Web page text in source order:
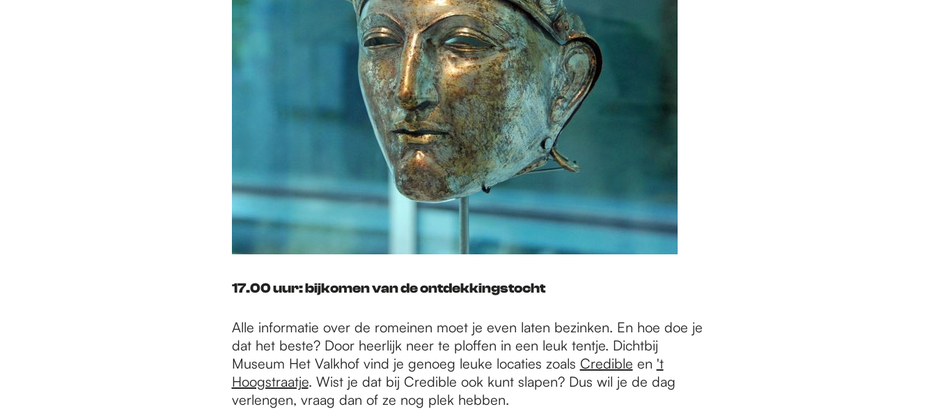
17.00 uur: bijkomen van de ontdekkingstocht
Alle informatie over de romeinen moet je even laten bezinken. En hoe doe je
dat het beste? Door heerlijk neer te ploffen in een leuk tentje. Dichtbij
Museum Het Valkhof vind je genoeg leuke locaties zoals Credible en 't
Hoogstraatje. Wist je dat bij Credible ook kunt slapen? Dus wil je de dag
verlengen, vraag dan of ze nog plek hebben.